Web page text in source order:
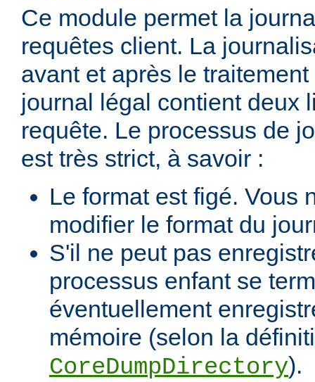
Ce module permet la
requêtes client. La
avant et après le
journal légal contient deux
requête. Le processus de
est très strict, à savoir :
Le format est figé. Vous
modifier le format du
S'il ne peut pas
processus enfant se
éventuellement
mémoire (selon la
CoreDumpDirectory).